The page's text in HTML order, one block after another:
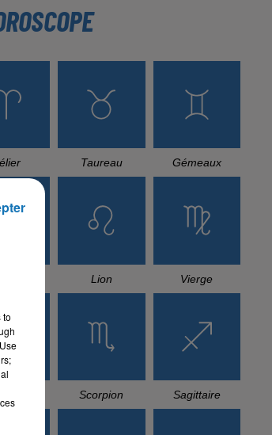
Taureau Gémeaux
Lion Vierge
Scorpion Sagittaire
to